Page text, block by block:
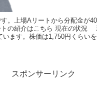
。上場Aリートから分配金が
トの紹介はこちら 現在の状況
います。株価は1,750円くらい
スポンサーリンク